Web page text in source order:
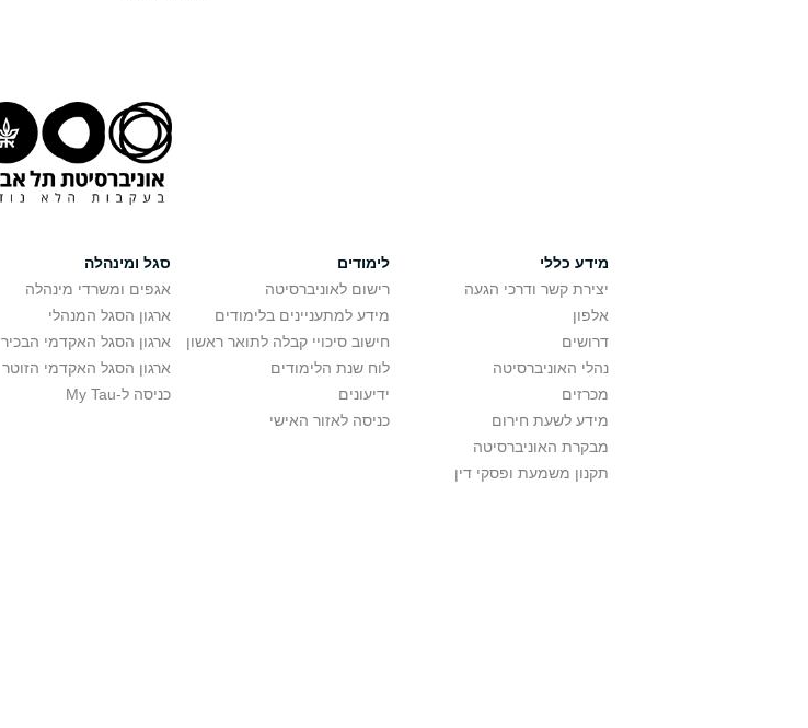
מידע כללי
יצירת קשר ודרכי הגעה
אלפון
דרושים
נהלי האוניברסיטה
מכרזים
מידע לשעת חירום
מבקרת האוניברסיטה
תקנון משמעת ופסקי דין
לימודים
רישום לאוניברסיטה
מידע למתעניינים בלימודים
חישוב סיכויי קבלה לתואר ראשון
לוח שנת הלימודים
ידיעונים
כניסה לאזור האישי
סגל ומינהלה
אגפים ומשרדי מינהלה
ארגון הסגל המנהלי
ארגון הסגל האקדמי הבכיר
ארגון הסגל האקדמי הזוטר
כניסה ל-My Tau